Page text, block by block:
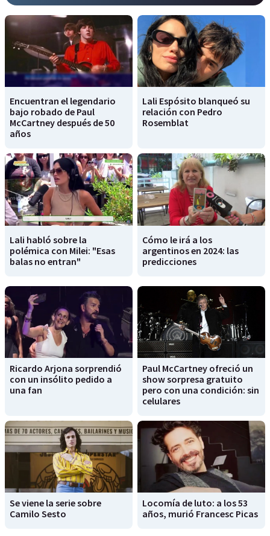
Encuentran el legendario
bajo robado de Paul
McCartney después de 50
años
Lali Espósito blanqueó su
relación con Pedro
Rosemblat
Lali habló sobre la
polémica con Milei: "Esas
balas no entran"
Cómo le irá a los
argentinos en 2024: las
predicciones
Ricardo Arjona sorprendió
con un insólito pedido a
una fan
Paul McCartney ofreció un
show sorpresa gratuito
pero con una condición: sin
celulares
Se viene la serie sobre
Camilo Sesto
Locomía de luto: a los 53
años, murió Francesc Picas